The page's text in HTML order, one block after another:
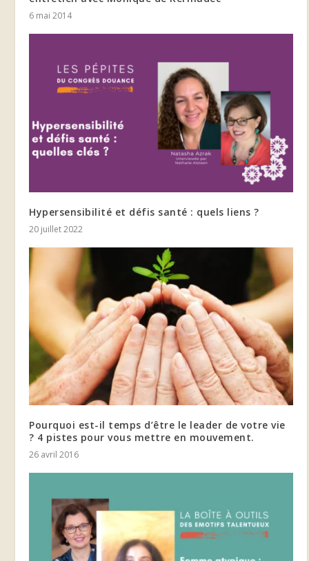
6 mai 2014
Hypersensibilité et défis santé : quels liens ?
20 juillet 2022
Pourquoi est-il temps d’être le leader de votre vie
? 4 pistes pour vous mettre en mouvement.
26 avril 2016